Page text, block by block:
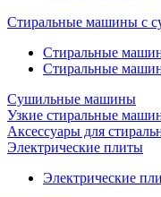
Стиральные машины с
Стиральные
Стиральные
Сушильные машины
Узкие стиральные
Аксессуары для
Электрические плиты
Электрические